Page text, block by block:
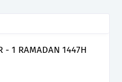
- 1 RAMADAN 1447H